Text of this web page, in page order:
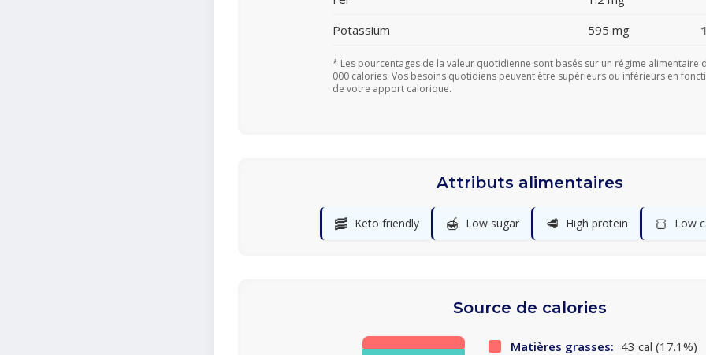
Potassium
595 mg
* Les pourcentages de la valeur quotidienne sont basés sur un régime alimentaire
000 calories. Vos besoins quotidiens peuvent être supérieurs ou inférieurs en
de votre apport calorique.
Attributs alimentaires
🥓 Keto friendly 🍯 Low sugar 🥩 High protein 🍞 Low
Source de calories
Matières grasses: 43 cal (17.1%)